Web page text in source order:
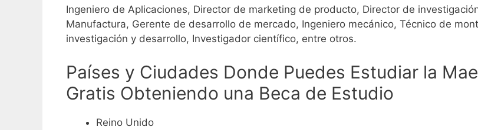
Ingeniero de Aplicaciones, Director de marketing de producto, Director de
Manufactura, Gerente de desarrollo de mercado, Ingeniero mecánico, Técnico de
investigación y desarrollo, Investigador científico, entre otros.
Países y Ciudades Donde Puedes Estudiar la
Gratis Obteniendo una Beca de Estudio
Reino Unido